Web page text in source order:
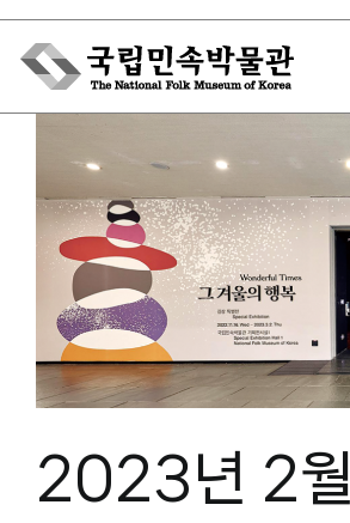
Skip
content
박물관에서는
민속이야기
민속 인사이드
원문보기 PDF
2023년 2월